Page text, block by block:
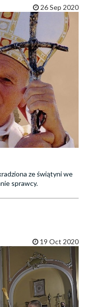
26 Sep 2020
ze świątyni we
sprawcy.
19 Oct 2020